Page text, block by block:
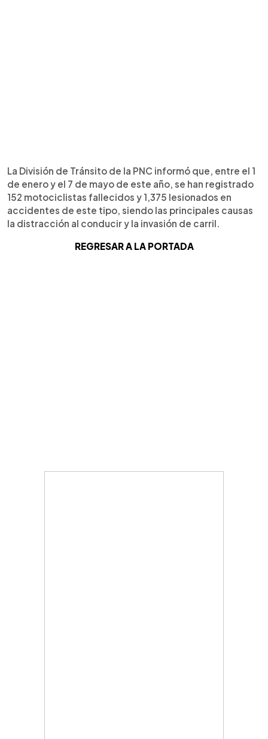
La División de Tránsito de la PNC informó que, entre el 1
de enero y el 7 de mayo de este año, se han registrado
152 motociclistas fallecidos y 1,375 lesionados en
accidentes de este tipo, siendo las principales causas
la distracción al conducir y la invasión de carril.
REGRESAR A LA PORTADA